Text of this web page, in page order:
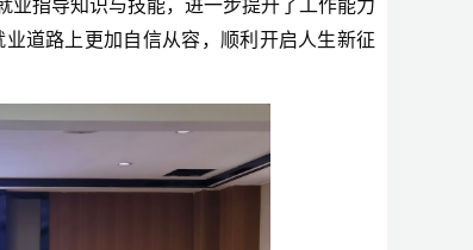
业指导知识与技能，进一步提升了工作能力
业道路上更加自信从容，顺利开启人生新征